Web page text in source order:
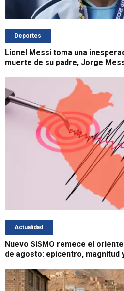
Deportes
Lionel Messi toma una
muerte de su padre, Jorge
Actualidad
Nuevo SISMO remece el
de agosto: epicentro, magnitud